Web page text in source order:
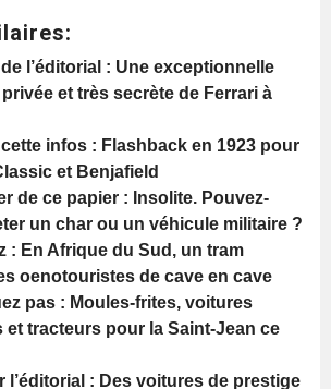
l’éditorial : Une exceptionnelle
et très secrète de Ferrari à
cette infos : Flashback en 1923 pour
et Benjafield
de ce papier : Insolite. Pouvez-
un char ou un véhicule militaire ?
: En Afrique du Sud, un tram
oenotouristes de cave en cave
pas : Moules-frites, voitures
et tracteurs pour la Saint-Jean ce
l’éditorial : Des voitures de prestige